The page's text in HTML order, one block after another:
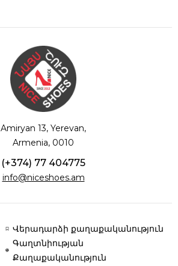
Amiryan 13, Yerevan,
Armenia, 0010
(+374) 77 404775
info@niceshoes.am
Վերադարձի քաղաքականություն
Գաղտնիության
Քաղաքականություն